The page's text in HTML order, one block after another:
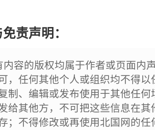
责声明：
内容的版权均属于作者或页面内
，任何其他个人或组织均不得
制、编辑或发布使用于其他任
给其他方，不可把这些信息在
；不得修改或再使用北国网的